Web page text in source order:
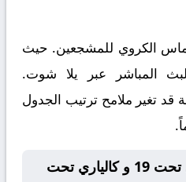
الكروي للمشجعين. حيث
المباشر عبر يلا شوت.
قد تغير ملامح ترتيب الجدول
بث مباشر مباراة نابولي تحت 19 و كالياري تحت